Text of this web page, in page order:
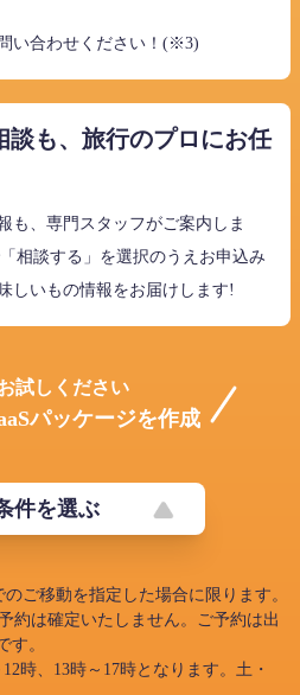
い合わせください！(※3)
談も、旅行のプロにお任
も、専門スタッフがご案内しま
相談する」を選択のうえお申込み
しいもの情報をお届けします!
試しください
パッケージを作成
件を選ぶ
ご移動を指定した場合に限ります。
約は確定いたしません。ご予約は出
す。
時、13時～17時となります。土・